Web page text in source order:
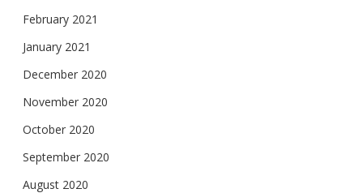
February 2021
January 2021
December 2020
November 2020
October 2020
September 2020
August 2020